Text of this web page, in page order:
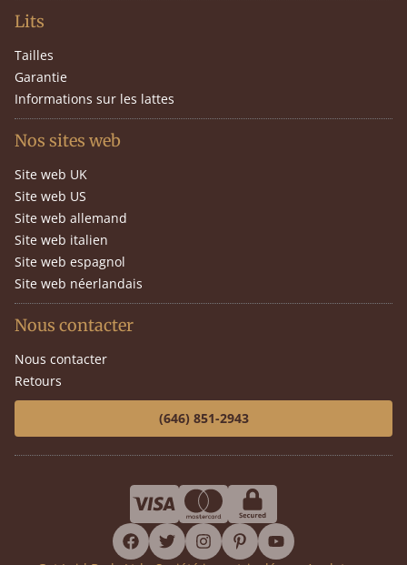
Lits
Tailles
Garantie
Informations sur les lattes
Nos sites web
Site web UK
Site web US
Site web allemand
Site web italien
Site web espagnol
Site web néerlandais
Nous contacter
Nous contacter
Retours
(646) 851-2943
facebook
twitterinstagram
pinterestyoutube